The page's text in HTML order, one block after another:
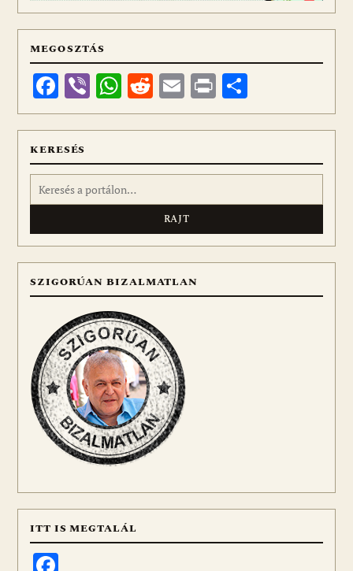
MEGOSZTÁS
Facebook
ViberWhatsApp
Reddit
Email
Print
meg
KERESÉS
Keresés:
SZIGORÚAN BIZALMATLAN
ITT IS MEGTALÁL